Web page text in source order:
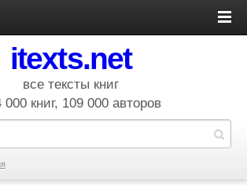
itexts.net
все тексты книг
000 книг, 109 000 авторов